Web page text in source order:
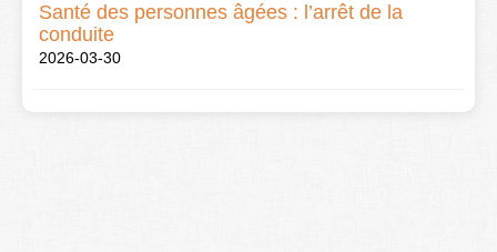
Santé des personnes âgées : l’arrêt de la
conduite
2026-03-30